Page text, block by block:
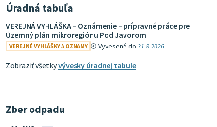
Úradná tabuľa
VEREJNÁ VYHLÁŠKA – Oznámenie – prípravné práce pre
Územný plán mikroregiónu Pod Javorom
VEREJNÉ VYHLÁŠKY A OZNAMY Vyvesené do31.8.2026
Zobraziť všetkyvývesky úradnej tabule
Zber odpadu